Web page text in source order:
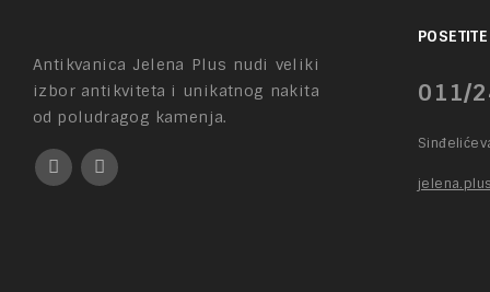
Antikvanica Jelena Plus nudi veliki
izbor antikviteta i unikatnog nakita
od poludragog kamenja.
011/